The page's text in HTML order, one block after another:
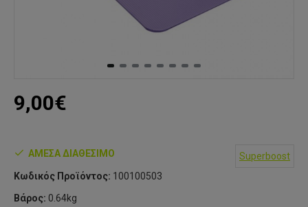
ΆΜΕΣΑ ΔΙΑΘΈΣΙΜΟ
Κωδικός Προϊόντος: 100100503
Βάρος: 0.64kg
Superboost
9,00€